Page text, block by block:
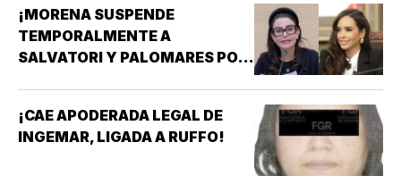
¡MORENA SUSPENDE
TEMPORALMENTE A
SALVATORI Y PALOMARES POR
¡CAE APODERADA LEGAL DE
INGEMAR, LIGADA A RUFFO!